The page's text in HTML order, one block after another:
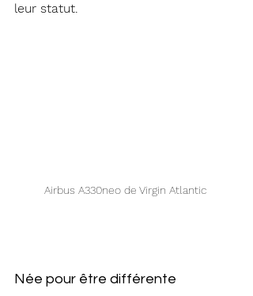
leur statut.
Airbus A330neo de Virgin Atlantic
Née pour être différente